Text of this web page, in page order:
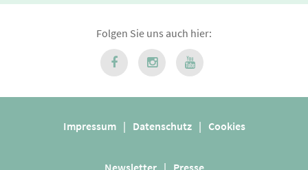
Folgen Sie uns auch hier:
Impressum | Datenschutz | Cookies
Newsletter | Presse